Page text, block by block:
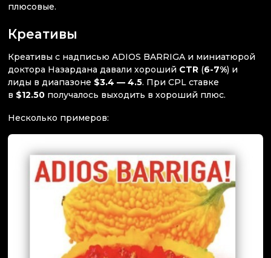
плюсовые.
Креативы
Креативы с надписью ADIOS BARRIGA и миниатюрой
доктора Назардана давали хороший CTR (6-7%) и
лиды в диапазоне $3.4 — 4.5. При CPL ставке
в $12.50 получалось выходить в хороший плюс.
Несколько примеров: